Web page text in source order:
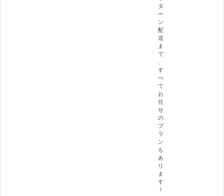
タ
ー
ン
配
送
ま
で
す
べ
て
お
任
せ
の
プ
ラ
ン
も
あ
り
ま
す
！